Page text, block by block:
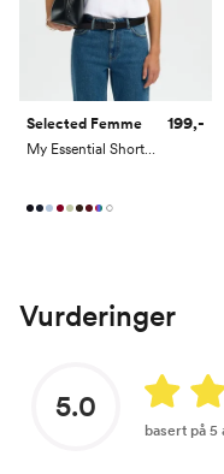
Selected Femme
My Essential Short Sleeve O-Neck Tee
199,-
Vurderinger
5.0
basert på 5